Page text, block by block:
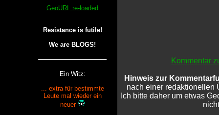
GeoURL re-loaded
Resistance is futile!
We are BLOGS!
Ein Witz:
... extra für bestimmte
Leute mal wieder ein
neuer
Kommentar
Hinweis zur
nach einer redaktionellen
Ich bitte daher um etwas